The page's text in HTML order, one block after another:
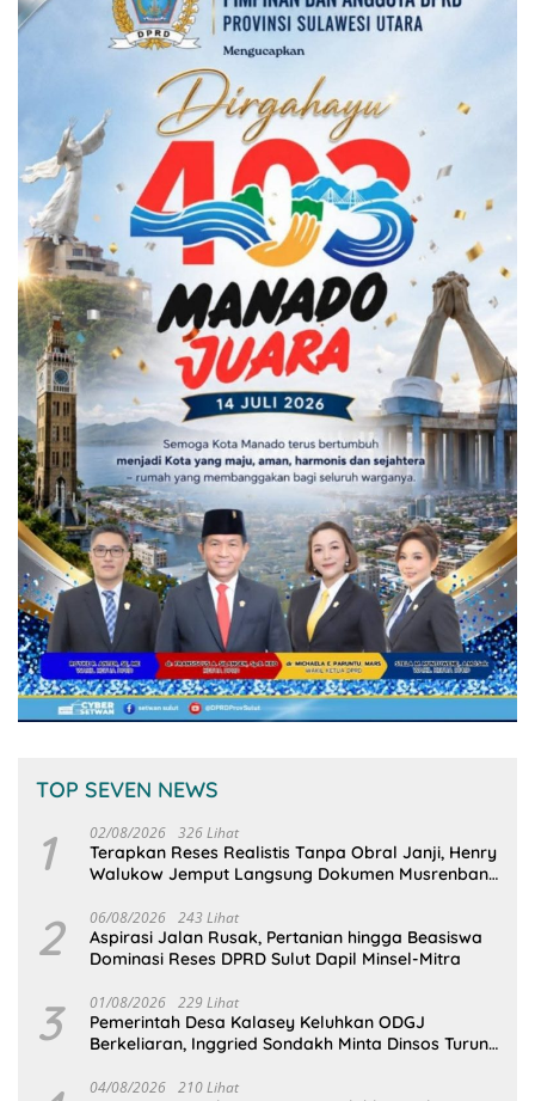
TOP SEVEN NEWS
1 02/08/2026 326 Lihat
Terapkan Reses Realistis Tanpa Obral Janji, Henry
Walukow Jemput Langsung Dokumen Musrenbang
2 06/08/2026 243 Lihat
Aspirasi Jalan Rusak, Pertanian hingga Beasiswa
Dominasi Reses DPRD Sulut Dapil Minsel-Mitra
3 01/08/2026 229 Lihat
Pemerintah Desa Kalasey Keluhkan ODGJ
Berkeliaran, Inggried Sondakh Minta Dinsos Turun
04/08/2026 210 Lihat